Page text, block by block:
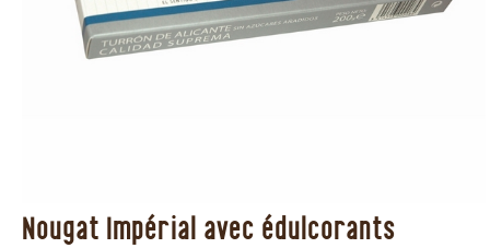
Nougat Impérial avec édulcorants